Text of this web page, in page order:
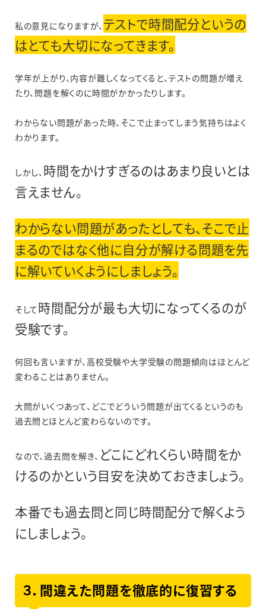
私の意見になりますが、 テストで時間配分というの
はとても大切になってきます。
学年が上がり、内容が難しくなってくると、テストの問題が増え
たり、問題を解くのに時間がかかったりします。
わからない問題があった時、そこで止まってしまう気持ちはよく
わかります。
しかし、 時間をかけすぎるのはあまり良いとは
言えません。
わからない問題があったとしても、そこで止
まるのではなく他に自分が解ける問題を先
に解いていくようにしましょう。
そして時間配分が最も大切になってくるのが
受験です。
何回も言いますが、高校受験や大学受験の問題傾向はほとんど
変わることはありません。
大問がいくつあって、どこでどういう問題が出てくるというのも
過去問とほとんど変わらないのです。
なので、過去問を解き、 どこにどれくらい時間をか
けるのかという目安を決めておきましょう。
本番でも過去問と同じ時間配分で解くよう
にしましょう。
３．間違えた問題を徹底的に復習する